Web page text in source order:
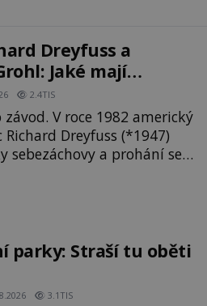
Dreyfuss a
Jaké mají
2.4TIS
V roce 1982 americký
Dreyfuss (*1947)
a prohání se
jako utržený ze
když to
slavnému
parky: Straší tu oběti
3.1TIS